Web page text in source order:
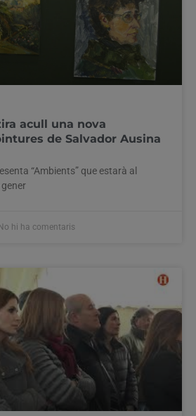
acull una nova
de Salvador Ausina
“Ambients” que estarà al
gener
hi ha comentaris